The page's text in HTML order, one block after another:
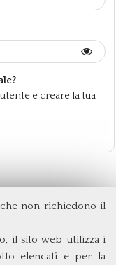
non richiedono il
il sito web utilizza i
elencati e per la
e creare la tua
Tor Vergata